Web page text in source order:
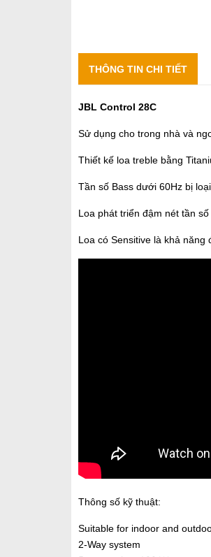
THÔNG TIN CHI TIẾT
JBL Control 28C
Sử dụng cho trong nhà và
Thiết kế loa treble bằng
Tần số Bass dưới 60Hz bị
Loa phát triển đậm nét tần
Loa có Sensitive là khả năng
Thông số kỹ thuật:
Suitable for indoor and
2-Way system